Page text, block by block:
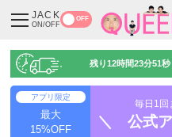
JACK
ON/OFF
OFF
残り12時間23分50秒
アプリ限定
最大
15%OFF
毎日1回
＼ 公式